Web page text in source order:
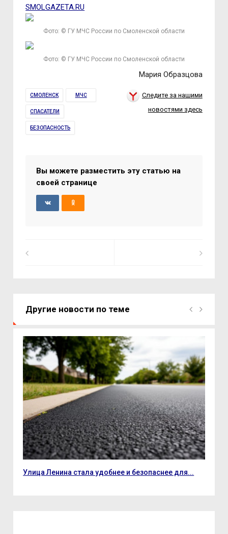
SMOLGAZETA.RU
Фото: © ГУ МЧС России по Смоленской области
Фото: © ГУ МЧС России по Смоленской области
Мария Образцова
СМОЛЕНСК МЧС
СПАСАТЕЛИ
БЕЗОПАСНОСТЬ
Следите за нашими
новостями здесь
Вы можете разместить эту статью на
своей странице
Другие новости по теме
Улица Ленина стала удобнее и безопаснее для...